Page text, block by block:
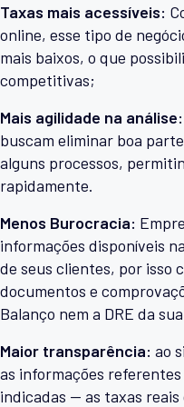
Taxas mais acessíveis:
online, esse tipo de
mais baixos, o que
competitivas;
Mais agilidade na análise:
buscam eliminar boa
alguns processos,
rapidamente.
Menos Burocracia:
informações disponíveis
de seus clientes, por isso
documentos e
Balanço nem a DRE da
Maior transparência: ao
as informações
indicadas — as taxas